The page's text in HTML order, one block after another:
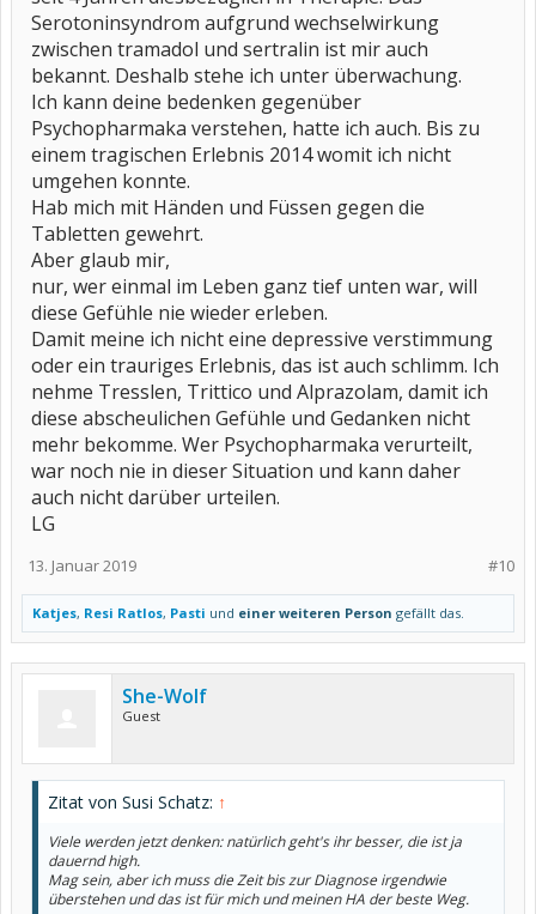
She-Wolf[/QUOTE
Dankeschön , du hast mir meine Angst genommen.
Erstmal liebe Grüße nach Schweden.
Sorry wegen der Absätze, das werde ich natürlich in Zukunft
berücksichtigen.
Zu den Medikamenten: Bezüglich der Kombination, ist es ja so,
dass ich sie alle vom selben Arzt verschrieben bekommen hab.
Natürlich hatte ich ein wenig Angst davor, Alprazolam nun
TÄGLICH zusätzlich zu den ganzen anderen Tabletten zu nehmen .
Jetzt nach 4 Tagen, geht es mir psychisch und auch körperlich
besser.
Viele werden jetzt denken: natürlich geht's ihr besser, die ist ja
dauernd high.
Mag sein, aber ich muss die Zeit bis zur Diagnose irgendwie
überstehen und das ist für mich und meinen HA der beste Weg.
Danke für deine Unterstützung @She-Wolf
Liebe Grüße aus dem tief Verschneiten Tirol
Serotoninsyndrom aufgrund wechselwirkung
zwischen tramadol und sertralin ist mir auch
bekannt. Deshalb stehe ich unter überwachung.
Ich kann deine bedenken gegenüber
Psychopharmaka verstehen, hatte ich auch. Bis zu
einem tragischen Erlebnis 2014 womit ich nicht
umgehen konnte.
Hab mich mit Händen und Füssen gegen die
Tabletten gewehrt.
Aber glaub mir,
nur, wer einmal im Leben ganz tief unten war, will
diese Gefühle nie wieder erleben.
Damit meine ich nicht eine depressive verstimmung
oder ein trauriges Erlebnis, das ist auch schlimm. Ich
nehme Tresslen, Trittico und Alprazolam, damit ich
diese abscheulichen Gefühle und Gedanken nicht
mehr bekomme. Wer Psychopharmaka verurteilt,
war noch nie in dieser Situation und kann daher
auch nicht darüber urteilen.
LG
#10
13. Januar 2019
Katjes, Resi Ratlos, Pasti und einer weiteren Person gefällt das.
She-Wolf
Guest
Zitat von Susi Schatz: ↑
Viele werden jetzt denken: natürlich geht's ihr besser, die ist ja
dauernd high.
Mag sein, aber ich muss die Zeit bis zur Diagnose irgendwie
überstehen und das ist für mich und meinen HA der beste Weg.